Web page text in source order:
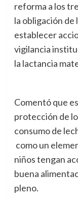
reforma a los
la obligación de
establecer
vigilancia
la lactancia
Comentó que
protección de
consumo de
como un
niños tengan
buena
pleno.